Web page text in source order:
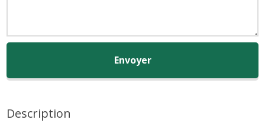
Envoyer
Description